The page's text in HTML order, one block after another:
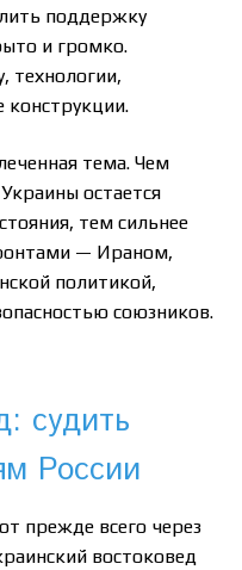
поддержку
и громко.
технологии,
конструкции.
тема. Чем
остается
тем сильнее
— Ираном,
политикой,
союзников.
судить
России
прежде всего через
востоковед